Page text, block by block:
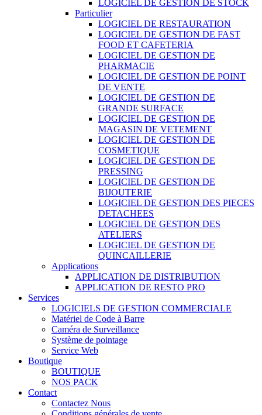
LOGICIEL DE GESTION DE STOCK
Particulier
LOGICIEL DE RESTAURATION
LOGICIEL DE GESTION DE FAST
FOOD ET CAFETERIA
LOGICIEL DE GESTION DE
PHARMACIE
LOGICIEL DE GESTION DE POINT
DE VENTE
LOGICIEL DE GESTION DE
GRANDE SURFACE
LOGICIEL DE GESTION DE
MAGASIN DE VETEMENT
LOGICIEL DE GESTION DE
COSMETIQUE
LOGICIEL DE GESTION DE
PRESSING
LOGICIEL DE GESTION DE
BIJOUTERIE
LOGICIEL DE GESTION DES PIECES
DETACHEES
LOGICIEL DE GESTION DES
ATELIERS
LOGICIEL DE GESTION DE
QUINCAILLERIE
Applications
APPLICATION DE DISTRIBUTION
APPLICATION DE RESTO PRO
Services
LOGICIELS DE GESTION COMMERCIALE
Matériel de Code à Barre
Caméra de Surveillance
Système de pointage
Service Web
Boutique
BOUTIQUE
NOS PACK
Contact
Contactez Nous